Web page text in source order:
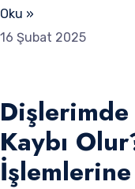
Oku »
16 Şubat 2025
Kaybı